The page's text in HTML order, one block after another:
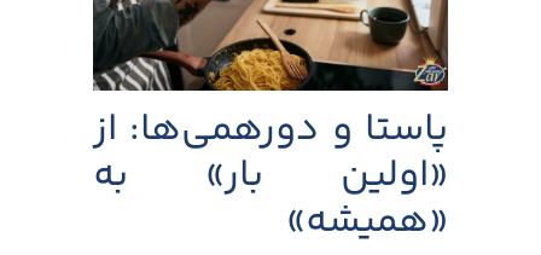
پاستا و دورهمی‌ها: از
«اولین بار» به
«همیشه»